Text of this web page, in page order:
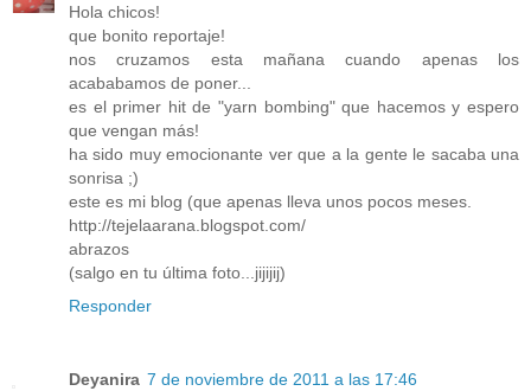
Hola chicos!
que bonito reportaje!
nos cruzamos esta mañana cuando apenas los
acababamos de poner...
es el primer hit de "yarn bombing" que hacemos y espero
que vengan más!
ha sido muy emocionante ver que a la gente le sacaba una
sonrisa ;)
este es mi blog (que apenas lleva unos pocos meses.
http://tejelaarana.blogspot.com/
abrazos
(salgo en tu última foto...jijijij)
Responder
Deyanira 7 de noviembre de 2011 a las 17:46